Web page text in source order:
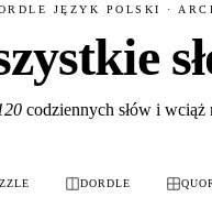
JĘZYK POLSKI ·
codziennych słów i wciąż
DORDLE